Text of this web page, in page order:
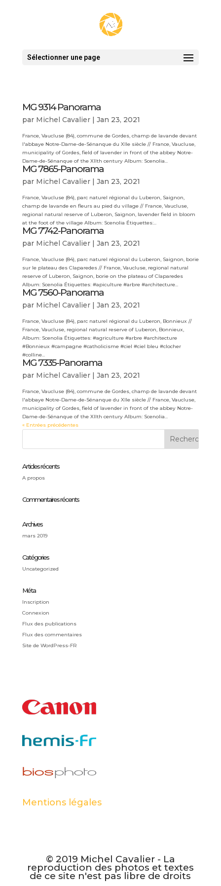
Sélectionner une page
MG 9314 Panorama
par Michel Cavalier| Jan 23, 2021
France, Vaucluse (84), commune de Gordes, champ de lavande devant
l'abbaye Notre-Dame-de-Sénanque du XIIe siècle // France, Vaucluse,
municipality of Gordes, field of lavender in front of the abbey Notre-
Dame-de-Sénanque of the XIIth century Album: Scenolia...
MG 7865-Panorama
par Michel Cavalier| Jan 23, 2021
France, Vaucluse (84), parc naturel régional du Luberon, Saignon,
champ de lavande en fleurs au pied du village // France, Vaucluse,
regional natural reserve of Luberon, Saignon, lavender field in bloom
at the foot of the village Album: Scenolia Étiquettes:...
MG 7742-Panorama
par Michel Cavalier| Jan 23, 2021
France, Vaucluse (84), parc naturel régional du Luberon, Saignon, borie
sur le plateau des Claparedes // France, Vaucluse, regional natural
reserve of Luberon, Saignon, borie on the plateau of Claparedes
Album: Scenolia Étiquettes: #apiculture #arbre #architecture...
MG 7560-Panorama
par Michel Cavalier| Jan 23, 2021
France, Vaucluse (84), parc naturel régional du Luberon, Bonnieux //
France, Vaucluse, regional natural reserve of Luberon, Bonnieux,
Album: Scenolia Étiquettes: #agriculture #arbre #architecture
#Bonnieux #campagne #catholicisme #ciel #ciel bleu #clocher
#colline...
MG 7335-Panorama
par Michel Cavalier| Jan 23, 2021
France, Vaucluse (84), commune de Gordes, champ de lavande devant
l'abbaye Notre-Dame-de-Sénanque du XIIe siècle // France, Vaucluse,
municipality of Gordes, field of lavender in front of the abbey Notre-
Dame-de-Sénanque of the XIIth century Album: Scenolia...
« Entrées précédentes
Articles récents
A propos
Commentaires récents
Archives
mars 2019
Catégories
Uncategorized
Méta
Inscription
Connexion
Flux des publications
Flux des commentaires
Site de WordPress-FR
Mentions légales
© 2019 Michel Cavalier - La
reproduction des photos et textes
de ce site n'est pas libre de droits